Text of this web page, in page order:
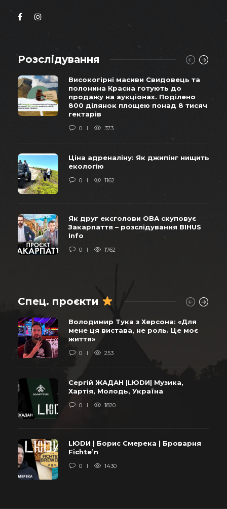
Розслідування
Високогірні масиви Свидовець та
полонина Красна готують до
продажу на аукціонах. Поділено
800 ділянок площею понад 8 тисяч
гектарів
0 373
Ціна адреналіну: Як джипінг нищить
екологію
0 1162
Як друг ексголови ОВА скуповує
Закарпаття – розслідування BIHUS
Info
0 1762
Спец. проєкти
Володимир Тука з Херсона: «Для
мене ця вистава, не роль. Це моє
життя»
0 253
Сергій ЖАДАН |LЮDИ| Музика,
Хартія, Молодь, Україна
0 1820
LЮDИ | Борис Смерека | Броварня
Fichte’n
0 1430